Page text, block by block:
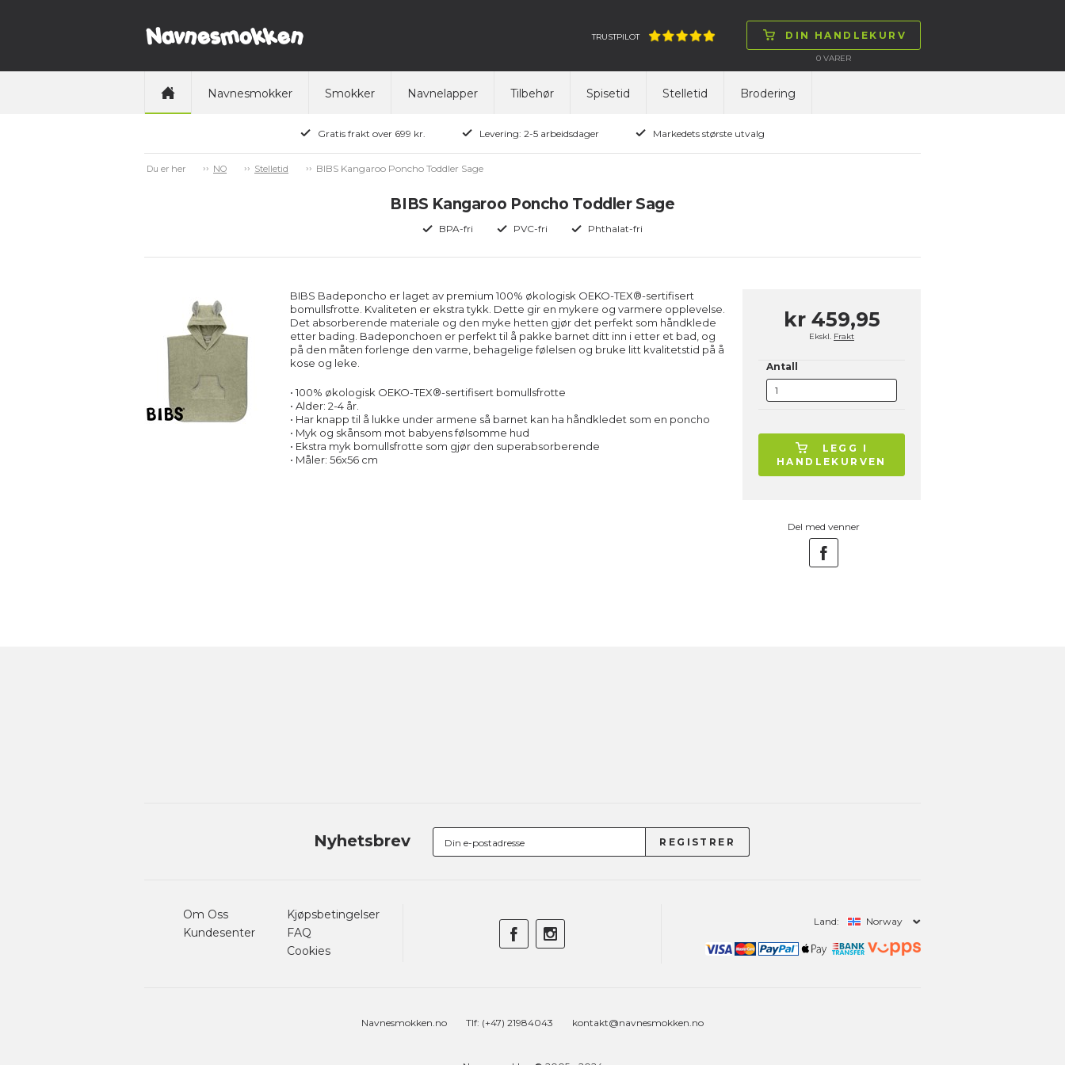
DIN HANDLEKURV
0VARER
TRUSTPILOT
Navnesmokker Smokker Navnelapper Tilbehør Spisetid Stelletid Brodering
Gratis frakt over 699 kr. Levering: 2-5 arbeidsdager Markedets største utvalg
Du er her NO Stelletid BIBS Kangaroo Poncho Toddler Sage
BIBS Kangaroo Poncho Toddler Sage
BPA-fri PVC-fri Phthalat-fri
BIBS Badeponcho er laget av premium 100% økologisk OEKO-TEX®-sertifisert
bomullsfrotte. Kvaliteten er ekstra tykk. Dette gir en mykere og varmere opplevelse.
Det absorberende materiale og den myke hetten gjør det perfekt som håndklede
etter bading. Badeponchoen er perfekt til å pakke barnet ditt inn i etter et bad, og
på den måten forlenge den varme, behagelige følelsen og bruke litt kvalitetstid på å
kose og leke.
• 100% økologisk OEKO-TEX®-sertifisert bomullsfrotte
• Alder: 2-4 år.
• Har knapp til å lukke under armene så barnet kan ha håndkledet som en poncho
• Myk og skånsom mot babyens følsomme hud
• Ekstra myk bomullsfrotte som gjør den superabsorberende
• Måler: 56x56 cm
kr 459,95
Ekskl. Frakt
Antall
LEGG I
HANDLEKURVEN
Del med venner
Nyhetsbrev
Om Oss
Kundesenter
Kjøpsbetingelser
FAQ
Cookies
Land: Norway
Navnesmokken.no Tlf: (+47) 21984043 kontakt@navnesmokken.no